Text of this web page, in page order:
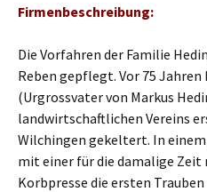
Firmenbeschreibung:
Die Vorfahren der Familie
Reben gepflegt. Vor 75
(Urgrossvater von Markus
landwirtschaftlichen Vereins
Wilchingen gekeltert. In
mit einer für die damalige Zeit
Korbpresse die ersten